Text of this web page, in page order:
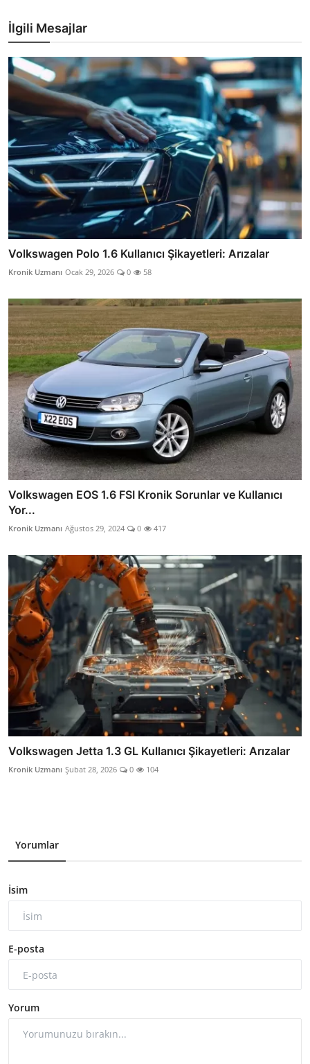
İlgili Mesajlar
Volkswagen Polo 1.6 Kullanıcı Şikayetleri: Arızalar
Kronik Uzmanı Ocak 29, 2026 0 58
Volkswagen EOS 1.6 FSI Kronik Sorunlar ve Kullanıcı
Yor...
Kronik Uzmanı Ağustos 29, 2024 0 417
Volkswagen Jetta 1.3 GL Kullanıcı Şikayetleri: Arızalar
Kronik Uzmanı Şubat 28, 2026 0 104
Yorumlar
İsim
E-posta
Yorum